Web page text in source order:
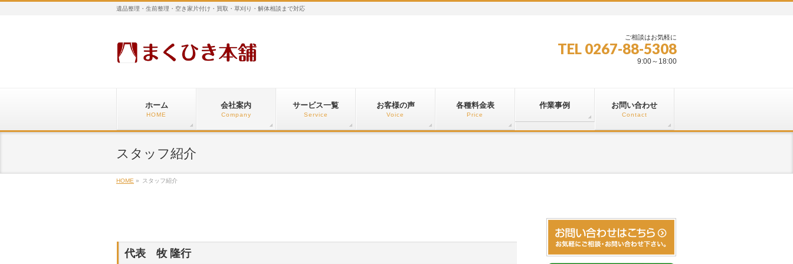
遺品整理・生前整理・空き家片付け・買取・草刈り・解体相談まで対応
ご相談はお気軽に
TEL 0267-88-5308
9:00～18:00
ホーム
HOME
会社案内
Company
サービス一覧
Service
お客様の声
Voice
各種料金表
Price
作業事例 お問い合わせ
Contact
スタッフ紹介
HOME » スタッフ紹介
代表 牧 隆行